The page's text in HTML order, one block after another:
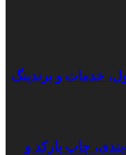
خدمات و برندینگ
چاپ بارکد و